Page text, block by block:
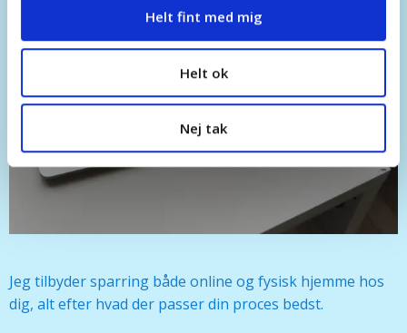
Helt fint med mig
Helt ok
Nej tak
Jeg tilbyder sparring både online og fysisk hjemme hos
dig, alt efter hvad der passer din proces bedst.